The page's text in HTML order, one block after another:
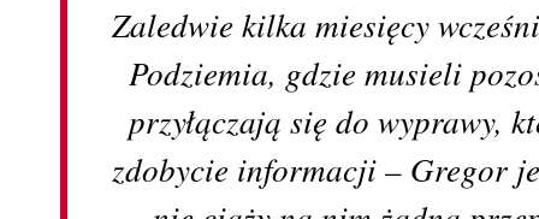
Zaledwie kilka miesięcy
Podziemia, gdzie musieli
przyłączają się do wyprawy,
zdobycie informacji – Gregor